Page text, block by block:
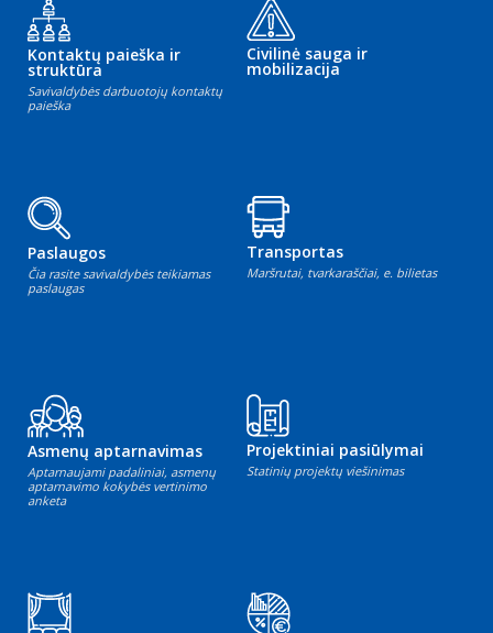
Kontaktų paieška ir
struktūra
Savivaldybės darbuotojų kontaktų
paieška
Civilinė sauga ir
mobilizacija
Paslaugos
Čia rasite savivaldybės teikiamas
paslaugas
Transportas
Maršrutai, tvarkaraščiai, e. bilietas
Asmenų aptarnavimas
Aptarnaujami padaliniai, asmenų
aptarnavimo kokybės vertinimo
anketa
Projektiniai pasiūlymai
Statinių projektų viešinimas